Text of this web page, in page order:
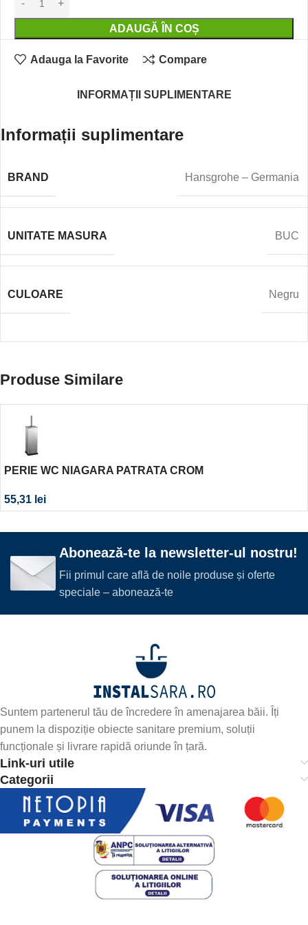
ADAUGĂ ÎN COȘ
Adauga la Favorite Compare
INFORMAȚII SUPLIMENTARE
Informații suplimentare
BRAND Hansgrohe – Germania
UNITATE MASURA BUC
CULOARE Negru
Produse Similare
PERIE WC NIAGARA PATRATA CROM
55,31 lei
Abonează-te la newsletter-ul nostru!
Fii primul care află de noile produse și oferte
speciale – abonează-te
Suntem partenerul tău de încredere în amenajarea băii. Îți
punem la dispoziție obiecte sanitare premium, soluții
funcționale și livrare rapidă oriunde în țară.
Link-uri utile
Categorii